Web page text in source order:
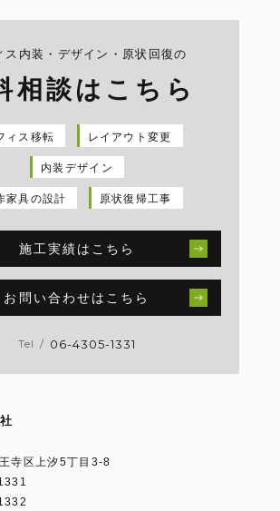
ス内装・デザイン・原状回復の
相談はこちら
ィス移転 レイアウト変更
内装デザイン
家具の設計 原状復帰工事
施工実績はこちら
お問い合わせはこちら
Tel / 06-4305-1331
寺区上汐5丁目3-8